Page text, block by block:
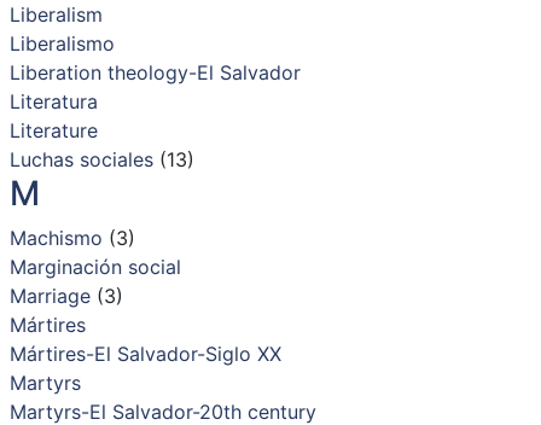
Liberalism
Liberalismo
Liberation theology-El Salvador
Literatura
Literature
Luchas sociales(13)
M
Machismo (3)
Marginación social
Marriage(3)
Mártires
Mártires-El Salvador-Siglo XX
Martyrs
Martyrs-El Salvador-20th century